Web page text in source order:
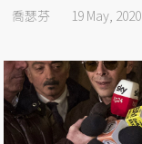
喬瑟芬 19 May, 2020